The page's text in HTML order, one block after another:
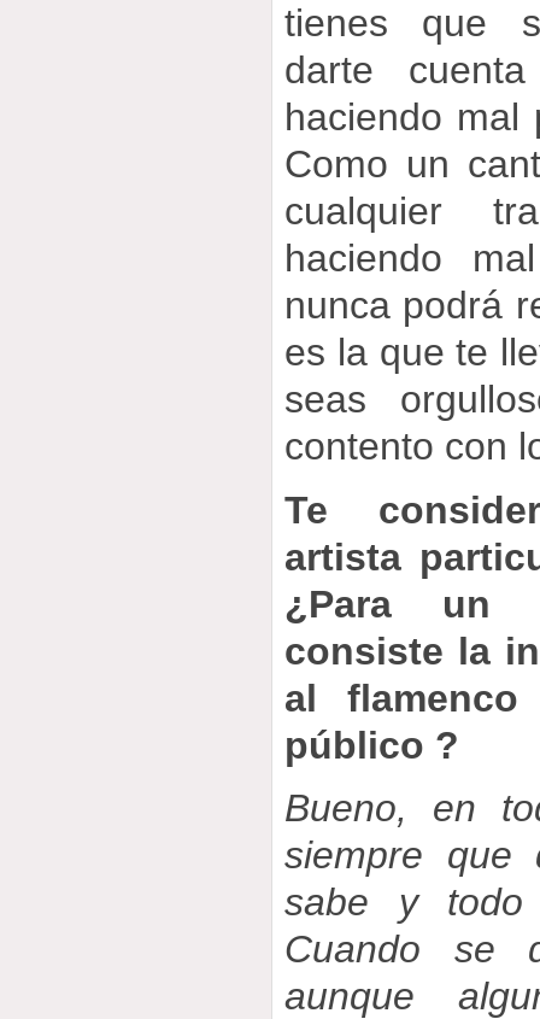
tienes que
darte
haciendo mal
Como un
cualquier
haciendo
nunca podrá
es la que te
seas
contento con
Te
artista
¿Para un
consiste la
al
público ?
Bueno, en
siempre
sabe y
Cuando se
aunque